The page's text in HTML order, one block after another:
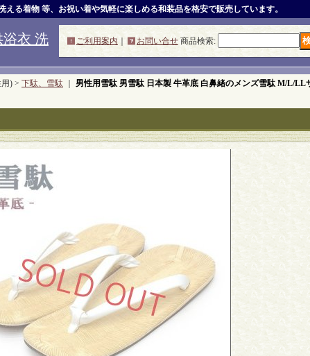
る着物 等、お祝い着や気軽に楽しめる和装品を格安で販売しています。
衣 洗
ご利用案内 お問い合せ 商品検索:
) > 下駄、雪駄
男性用雪駄 男雪駄 日本製 牛革底 白鼻緒のメンズ雪駄 M/L/LL